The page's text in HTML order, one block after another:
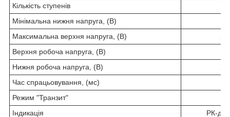
Кількість ступенів
Мінімальна нижня напруга, (В)
Максимальна верхня напруга, (В)
Верхня робоча напруга, (В)
Нижня робоча напруга, (В)
Час спрацьовування, (мс)
Режим "Транзит"
Індикація
РК-